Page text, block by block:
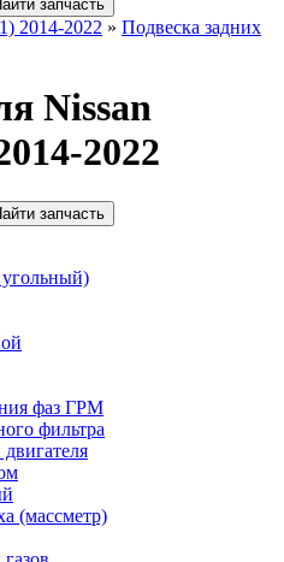
2014-2022 » Подвеска задних
Nissan
2022
фаз ГРМ
фильтра
(массметр)